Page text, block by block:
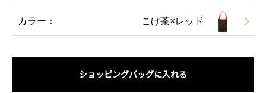
カラー： こげ茶×レッド
ショッピングバッグに入れる